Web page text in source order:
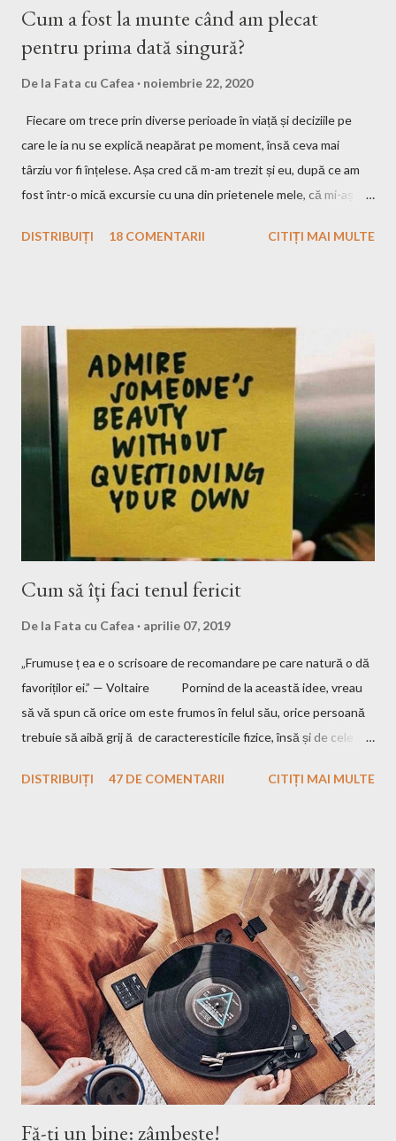
Cum a fost la munte când am plecat
pentru prima dată singură?
De la Fata cu Cafea noiembrie 22, 2020
Fiecare om trece prin diverse perioade în viață și deciziile pe
care le ia nu se explică neapărat pe moment, însă ceva mai
târziu vor fi înțelese. Așa cred că m-am trezit și eu, după ce am
fost într-o mică excursie cu una din prietenele mele, că mi-aș
vreau eu s-o ascult, la drum doar cu bagajele mele în portbagaj și
atât și să îmi văd de excursia mea. Nu sunt singura și nici ultima
fată care pleacă singură undeva și tot citeam fel și fel de articole
și mă gândeam cum au curaj. Eu am plecat singură, momentan,
doar aici la noi, dar mă gândesc, după toată pandemia și nebunia
asta care nu știu cât va mai dura, să încerc să plec și mai departe
de România. Bun, ceea ce urmează să vă spun probabil ați mai
citit și v-au mai...
DISTRIBUIȚI 18 COMENTARII CITIȚI MAI MULTE
Cum să îți faci tenul fericit
De la Fata cu Cafea aprilie 07, 2019
„Frumuse ț ea e o scrisoare de recomandare pe care natură o dă
favoriților ei.” — Voltaire Pornind de la această idee, vreau
să vă spun că orice om este frumos în felul său, orice persoană
trebuie să aibă grij ă de caracteresticile fizice, însă și de cele
bun, iar eu am crescut într-o familie unde aceste două aspecte
am un comportament care să nu deranjeze pe cei din jurul meu.
Însă de când eram mică am fost fascinată de ceva: mama
mereu se trezește mai devreme, înainte de a pleca la serviciu și
își repet ă ritualul de frumusețe...
DISTRIBUIȚI 47 DE COMENTARII CITIȚI MAI MULTE
Fă-ți un bine: zâmbește!